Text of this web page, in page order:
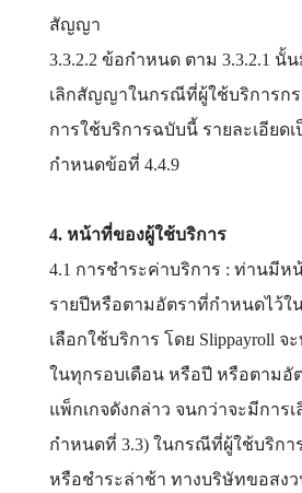
สัญญา
3.3.2.2 ข้อกำหนด ตาม 3.3.2.1
เลิกสัญญาในกรณีที่ผู้ใช้บริการกร
การใช้บริการฉบับนี้ รายละเอียด
กำหนดข้อที่ 4.4.9
4. หน้าที่ของผู้ใช้บริการ
4.1 การชำระค่าบริการ : ท่านมีห
รายปีหรือตามอัตราที่กำหนดไว้ใ
เลือกใช้บริการ โดย Slippayroll จ
ในทุกรอบเดือน หรือปี หรือตามอั
แพ็กเกจดังกล่าว จนกว่าจะมีกา
กำหนดที่ 3.3) ในกรณีที่ผู้ใช้บริกา
หรือชำระล่าช้า ทางบริษัทขอสง